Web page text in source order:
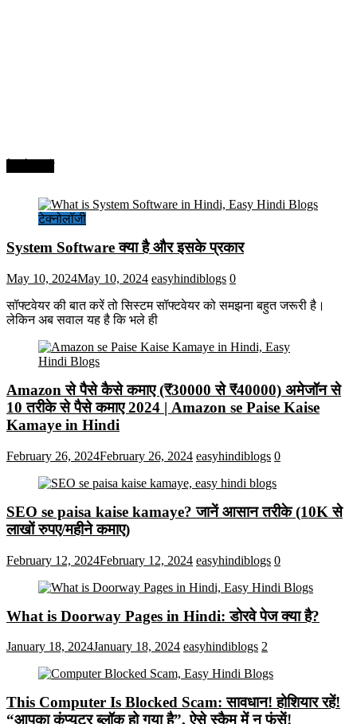
टेक्नोलॉजी
System Software क्या है और इसके प्रकार
May 10, 2024May 10, 2024 easyhindiblogs 0
सॉफ्टवेयर की बात करें तो सिस्टम सॉफ्टवेयर को समझना बहुत जरूरी है।
लेकिन अब सवाल यह है कि भले ही
Amazon से पैसे कैसे कमाए (₹30000 से ₹40000) अमेजॉन से
10 तरीके से पैसे कमाए 2024 | Amazon se Paise Kaise
Kamaye in Hindi
February 26, 2024February 26, 2024 easyhindiblogs 0
SEO se paisa kaise kamaye? जानें आसान तरीके (10K से
लाखों रुपए/महीने कमाए)
February 12, 2024February 12, 2024 easyhindiblogs 0
What is Doorway Pages in Hindi: डोरवे पेज क्या है?
January 18, 2024January 18, 2024 easyhindiblogs 2
This Computer Is Blocked Scam: सावधान! होशियार रहें!
“आपका कंप्यूटर ब्लॉक हो गया है”, ऐसे स्कैम में न फंसें!